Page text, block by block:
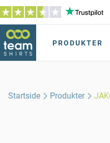
PRODUKTER
Startside Produkter